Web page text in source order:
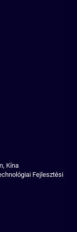
Kína
Fejlesztési